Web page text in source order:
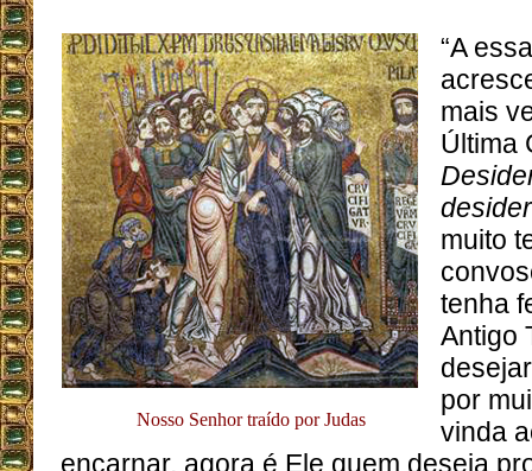
Nosso Senhor traído por Judas
“A
mais
Última
muito
tenha
Antigo
por
vinda
encarnar, agora é Ele quem deseja